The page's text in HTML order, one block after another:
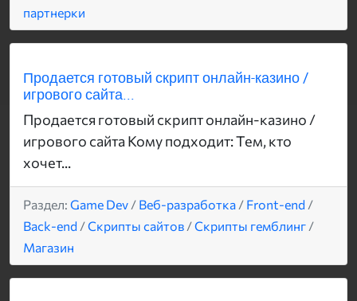
партнерки
Продается готовый скрипт онлайн-казино /
игрового сайта...
Продается готовый скрипт онлайн-казино /
игрового сайта Кому подходит: Тем, кто
хочет...
Раздел: Game Dev / Веб-разработка / Front-end /
Back-end /Скрипты сайтов /Скрипты гемблинг /
Магазин